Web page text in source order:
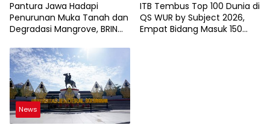
Pantura Jawa Hadapi
Penurunan Muka Tanah dan
Degradasi Mangrove, BRIN
Teknologi Geospasial
ITB Tembus Top 100 Dunia di
QS WUR by Subject 2026,
Empat Bidang Masuk 150
News